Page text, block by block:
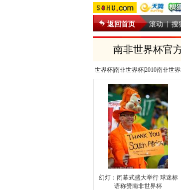
返回首页 滚动 | 搜
南非世界杯官
世界杯|南非世界杯|2010南非世
幻灯：闭幕式盛大举行 球迷标
语称赞南非世界杯